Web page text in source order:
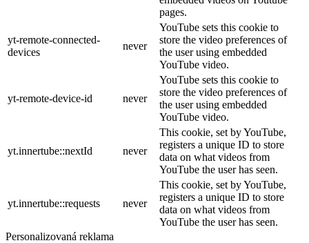
pages.
yt-remote-connected-
devices
never
YouTube sets this cookie to
store the video preferences of
the user using embedded
YouTube video.
yt-remote-device-id never
YouTube sets this cookie to
store the video preferences of
the user using embedded
YouTube video.
yt.innertube::nextId never
This cookie, set by YouTube,
registers a unique ID to store
data on what videos from
YouTube the user has seen.
yt.innertube::requests never
This cookie, set by YouTube,
registers a unique ID to store
data on what videos from
YouTube the user has seen.
Personalizovaná reklama